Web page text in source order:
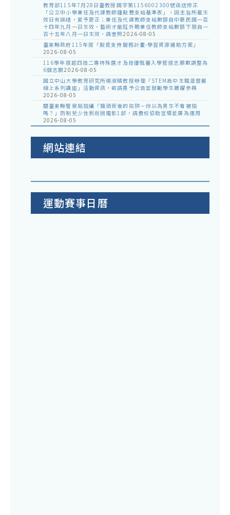
教育部115年7月28日臺教授國字第1156002300號函送修正
「公立中小學兼任及代課教師鐘點費支給基準表」，因主旨所載生
效日有誤繕，爰予更正；兼任及代課教師支給數額自中華民國一百
十四年九月一日生效，藝術才能班外聘兼任教師支給數額下限自一
百十五年八月一日生效，請查照2026-08-05
臺東縣政府115年度「脫貧支持服務計畫-學習資源補助方案」
2026-08-05
116學年度起四技二專特殊選才及技優甄審入學管道志願數調整為
6個志願2026-08-05
國立中山大學教育研究所楊淑晴教授辦理「STEM高中生職涯發展
線上系列講座」活動資訊，敬請惠予公告並鼓勵學生踴躍參與
2026-08-05
關臺東縣警察局拍攝「鏡頭背後的陷阱－你以為男生不會被拍
嗎？」防制兒少性剝削微電影1部，請貴校協助宣導並廣為運用
2026-08-05
網站連結
運動賽事日曆